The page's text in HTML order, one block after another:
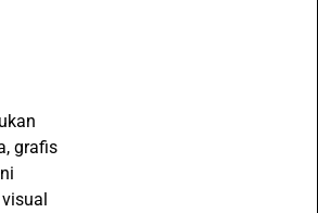
grafis